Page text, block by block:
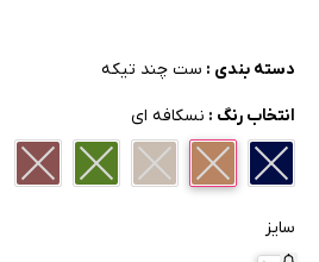
دسته بندی : ست چند تیکه
انتخاب رنگ : نسکافه ای
سایز